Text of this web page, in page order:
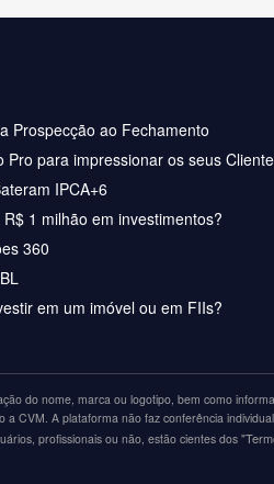
Prospecção ao Fechamento
Pro para impressionar os seus
IPCA+6
1 milhão em investimentos?
360
em um imóvel ou em FIIs?
do nome, marca ou logotipo, bem como
CVM. A plataforma não faz conferência
profissionais ou não, estão cientes dos